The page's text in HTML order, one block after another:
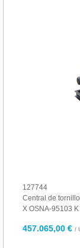
127744
Central de
X OSNA-95103 K
457.065,00 € /